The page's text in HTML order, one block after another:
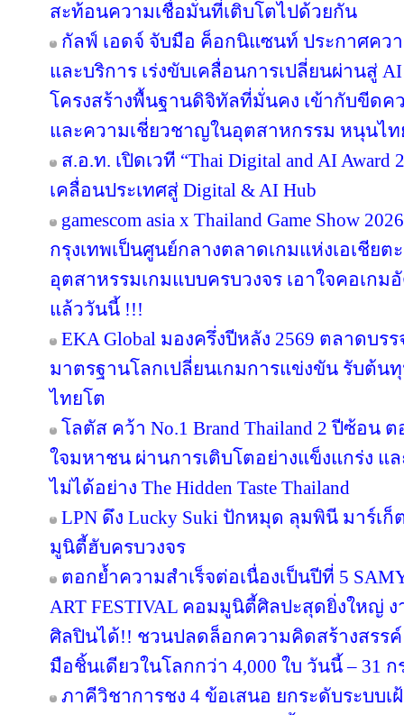
สะท้อนความเชื่อมั่นที่เติบโตไปด้วยกัน
กัลฟ์ เอดจ์ จับมือ ค็อกนิแซนท์ ประกาศคว
และบริการ เร่งขับเคลื่อนการเปลี่ยนผ่านสู่
โครงสร้างพื้นฐานดิจิทัลที่มั่นคง เข้ากับขีดค
และความเชี่ยวชาญในอุตสาหกรรม หนุนไท
ส.อ.ท. เปิดเวที “Thai Digital and AI
เคลื่อนประเทศสู่ Digital & AI Hub
gamescom asia x Thailand Game Show
กรุงเทพเป็นศูนย์กลางตลาดเกมแห่งเอเชีย
อุตสาหรรมเกมแบบครบวงจร เอาใจคอเก
แล้ววันนี้ !!!
EKA Global มองครึ่งปีหลัง 2569 ตลาดบ
มาตรฐานโลกเปลี่ยนเกมการแข่งขัน รับต้น
ไทยโต
โลตัส คว้า No.1 Brand Thailand 2 ปีซ้อน
ใจมหาชน ผ่านการเติบโตอย่างแข็งแกร่ง
ไม่ได้อย่าง The Hidden Taste Thailand
LPN ดึง Lucky Suki ปักหมุด ลุมพินี มาร์เก็
มูนิตี้ฮับครบวงจร
ตอกย้ำความสำเร็จต่อเนื่องเป็นปีที่ 5
ART FESTIVAL คอมมูนิตี้ศิลปะสุดยิ่งใหญ่
ศิลปินได้!! ชวนปลดล็อกความคิดสร้างสรร
มือชิ้นเดียวในโลกกว่า 4,000 ใบ วันนี้ – 31
ภาคีวิชาการชง 4 ข้อเสนอ ยกระดับระบบ